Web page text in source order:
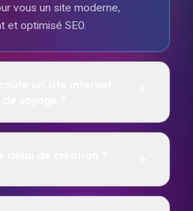
vous un site moderne,
et optimisé SEO.
de la complexité du projet
mensuel sur 24 mois
tous les sites web.